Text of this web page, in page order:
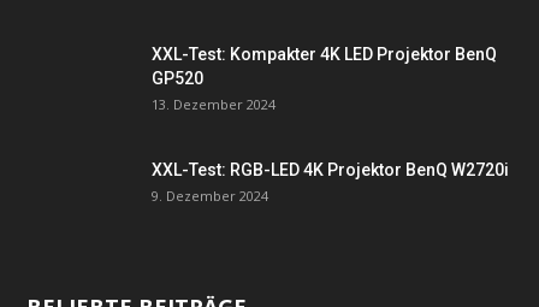
XXL-Test: Kompakter 4K LED Projektor BenQ
GP520
13. Dezember 2024
XXL-Test: RGB-LED 4K Projektor BenQ W2720i
9. Dezember 2024